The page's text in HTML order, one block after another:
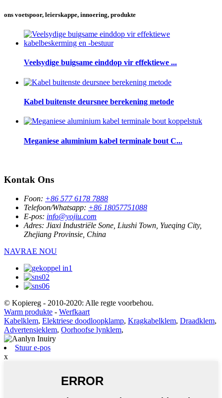
ons voetspoor, leierskappe, innoering, produkte
Veelsydige buigsame einddop vir effektiewe ...
Kabel buitenste deursnee berekening metode
Meganiese aluminium kabel terminale bout C...
Kontak Ons
Foon: +86 577 6178 7888
Telefoon/Whatsapp: +86 18057751088
E-pos: info@yojiu.com
Adres: Jiaxi Industriële Sone, Liushi Town, Yueqing City,
Zhejiang Provinsie, China
NAVRAE NOU
© Kopiereg - 2010-2020: Alle regte voorbehou.
Warm produkte - Werfkaart
Kabelklem, Elektriese doodloopklamp, Kragkabelklem, Draadklem,
Advertensieklem, Oorhoofse lynklem,
Stuur e-pos
x